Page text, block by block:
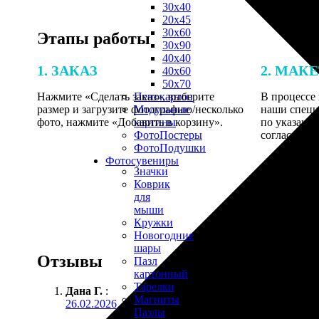
30х40
20х45
30х60
30х90
40х40
40х60
50х70
Пенокартон
Модульные
картины
ФотоПостеры
ФотоПодушки
Фотоcувениры
Значки
Коврик
для
мыши
Кружки
Новогодние
шары
Пазл
картонный
Тарелки
Магниты
Пазлы
Этапы работы
1. ЗАКАЗ
Нажмите «Сделать заказ», выберите
размер и загрузите фотографию/несколько
фото, нажмите «Добавить в корзину».
2.
В процессе
наши
по
Отзывы
Дана Г. :
26.02.2026